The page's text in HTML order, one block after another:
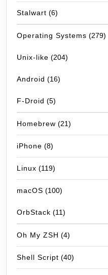
Stalwart (6)
Operating Systems (279)
Unix-like (204)
Android (16)
F-Droid (5)
Homebrew (21)
iPhone (8)
Linux (119)
macOS (100)
OrbStack (11)
Oh My ZSH (4)
Shell Script (40)